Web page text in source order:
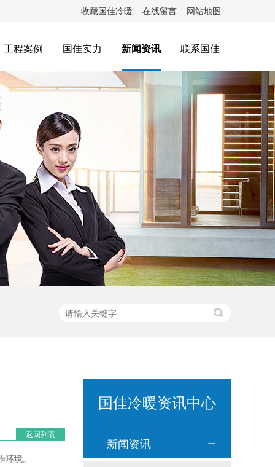
收藏国佳冷暖 在线留言 网站地图
工程案例 国佳实力 新闻资讯 联系国佳
返回列表
境。
国佳冷暖资讯中心
新闻资讯